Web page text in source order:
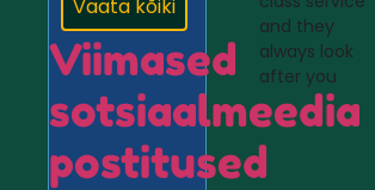
and they
always look
after you
Vaata kõiki
Viimased
sotsiaalmeedia
postitused